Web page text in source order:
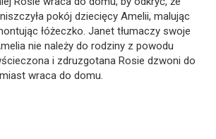
pokój dziecięcy Amelii, malując
łóżeczko. Janet tłumaczy swoje
nie należy do rodziny z powodu
i zdruzgotana Rosie dzwoni do
wraca do domu.